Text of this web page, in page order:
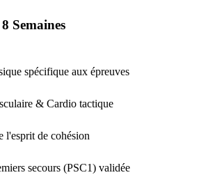
Semaines
spécifique aux épreuves
& Cardio tactique
l'esprit de cohésion
secours (PSC1) validée